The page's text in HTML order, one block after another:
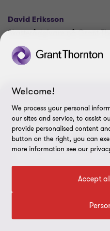
David Eriksson
Skatterådgivare på Grant
Senaste nytt
Ny syn på
– HFD-dom kan
NYHETSBREV
Vi håller koll på
Få värdefulla insikter,
hjälper dig navigera rätt i
Gör som tusentals andra,
Börja
Welcome!
We process your personal
our sites and service, to assist
provide personalised content
button on the right, you can
more information see our
Accept